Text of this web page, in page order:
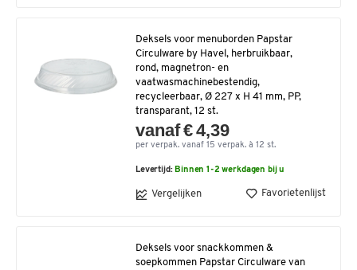
Deksels voor menuborden Papstar
Circulware by Havel, herbruikbaar,
rond, magnetron- en
vaatwasmachinebestendig,
recycleerbaar, Ø 227 x H 41 mm, PP,
transparant, 12 st.
vanaf € 4,39
per verpak. vanaf 15 verpak. à 12 st.
Levertijd: Binnen 1-2 werkdagen bij u
Vergelijken Favorietenlijst
Deksels voor snackkommen &
soepkommen Papstar Circulware van